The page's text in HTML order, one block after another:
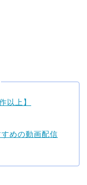
以上】
めの動画配信